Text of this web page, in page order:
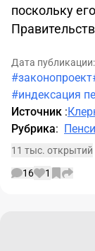
поскольку
Дата публикации:
#законопроект
#индексация
Источник :
Рубрика:
11 тыс. открытий
16
1